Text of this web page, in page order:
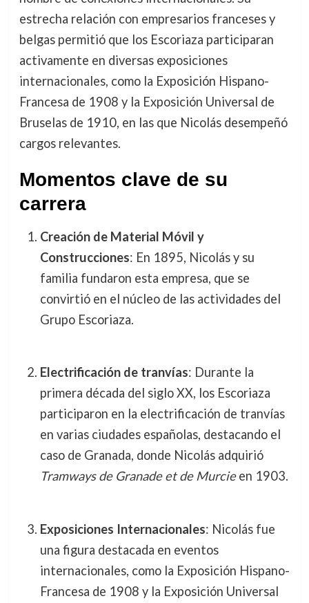
estrecha relación con empresarios franceses y
belgas permitió que los Escoriaza participaran
activamente en diversas exposiciones
internacionales, como la Exposición Hispano-
Francesa de 1908 y la Exposición Universal de
Bruselas de 1910, en las que Nicolás desempeñó
cargos relevantes.
Momentos clave de su
carrera
Creación de Material Móvil y
Construcciones: En 1895, Nicolás y su
familia fundaron esta empresa, que se
convirtió en el núcleo de las actividades del
Grupo Escoriaza.
Electrificación de tranvías: Durante la
primera década del siglo XX, los Escoriaza
participaron en la electrificación de tranvías
en varias ciudades españolas, destacando el
caso de Granada, donde Nicolás adquirió
Tramways de Granade et de Murcieen 1903.
Exposiciones Internacionales: Nicolás fue
una figura destacada en eventos
internacionales, como la Exposición Hispano-
Francesa de 1908 y la Exposición Universal